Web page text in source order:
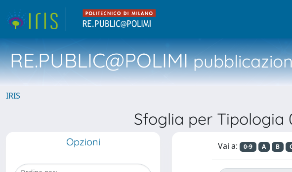
RE.PUBLIC@POLIMI
IRIS
Sfoglia per Tipologia
Opzioni Vai a: 0-9 A B